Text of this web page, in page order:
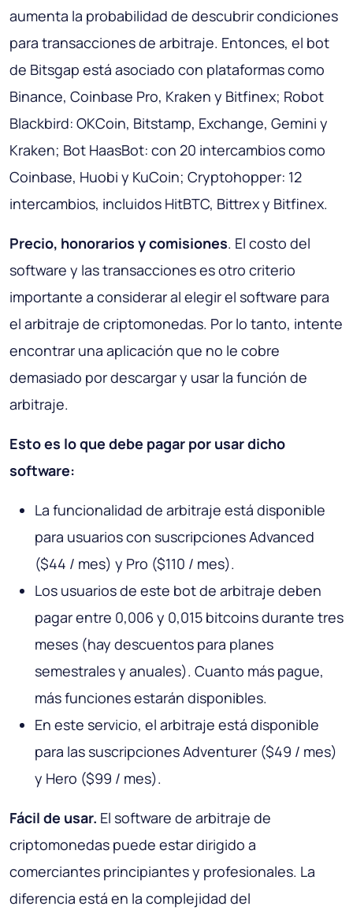
aumenta la probabilidad de descubrir condiciones
para transacciones de arbitraje. Entonces, el bot
de Bitsgap está asociado con plataformas como
Binance, Coinbase Pro, Kraken y Bitfinex; Robot
Blackbird: OKCoin, Bitstamp, Exchange, Gemini y
Kraken; Bot HaasBot: con 20 intercambios como
Coinbase, Huobi y KuCoin; Cryptohopper: 12
intercambios, incluidos HitBTC, Bittrex y Bitfinex.
Precio, honorarios y comisiones. El costo del
software y las transacciones es otro criterio
importante a considerar al elegir el software para
el arbitraje de criptomonedas. Por lo tanto, intente
encontrar una aplicación que no le cobre
demasiado por descargar y usar la función de
arbitraje.
Esto es lo que debe pagar por usar dicho
software:
La funcionalidad de arbitraje está disponible
para usuarios con suscripciones Advanced
($44 / mes) y Pro ($110 / mes).
Los usuarios de este bot de arbitraje deben
pagar entre 0,006 y 0,015 bitcoins durante tres
meses (hay descuentos para planes
semestrales y anuales). Cuanto más pague,
más funciones estarán disponibles.
En este servicio, el arbitraje está disponible
para las suscripciones Adventurer ($49 / mes)
y Hero ($99 / mes).
Fácil de usar. El software de arbitraje de
criptomonedas puede estar dirigido a
comerciantes principiantes y profesionales. La
diferencia está en la complejidad del